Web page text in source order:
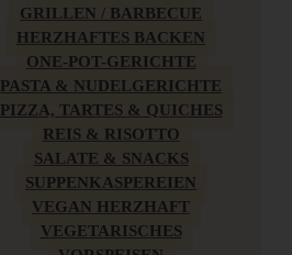
GRILLEN / BARBECUE
HERZHAFTES BACKEN
ONE-POT-GERICHTE
PASTA & NUDELGERICHTE
PIZZA, TARTES & QUICHES
REIS & RISOTTO
SALATE & SNACKS
SUPPENKASPEREIEN
VEGAN HERZHAFT
VEGETARISCHES